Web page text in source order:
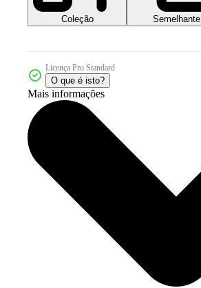
Coleção Semelhante
Licença Pro Standard
O que é isto?
Mais informações